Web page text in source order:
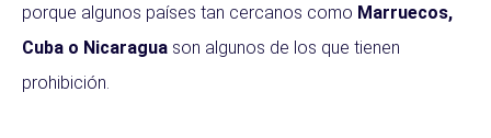
porque algunos países tan cercanos como Marruecos,
Cuba o Nicaragua son algunos de los que tienen
prohibición.